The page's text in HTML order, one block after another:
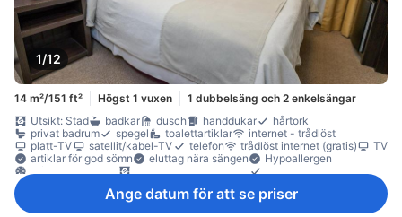
1/12
14 m²/151 ft² Högst 1 vuxen
1 dubbelsäng och 2 enkelsängar
Utsikt: Stad
badkar dusch handdukar
hårtork
privat badrum
spegel toalettartiklar
internet - trådlöst
platt-TV
satellit/kabel-TV telefon trådlöst internet (gratis)
TV
artiklar för god sömn
eluttag nära sängen
Hypoallergen
luftkonditionering
mörkläggningsgardiner
sängkläder
skrivbord trä/parkettgolv
garderob
Ange datum för att se priser